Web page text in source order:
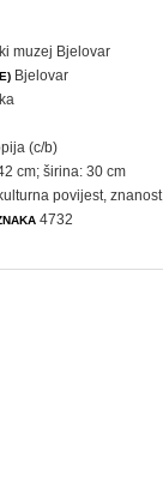
muzej Bjelovar
Bjelovar
(c/b)
cm; širina: 30 cm
povijest ,znanost
4732